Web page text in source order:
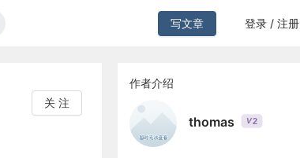
写文章 登录 / 注册
关 注
作者介绍
thomas V2